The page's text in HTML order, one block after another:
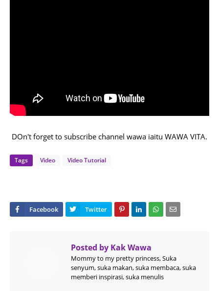
DOn't forget to subscribe channel wawa iaitu WAWA VITA.
Tags Video Video Tutorial
Posted by Kak Wawa
Mommy to my pretty princess, Suka
senyum, suka makan, suka membaca, suka
memberi inspirasi, suka menulis